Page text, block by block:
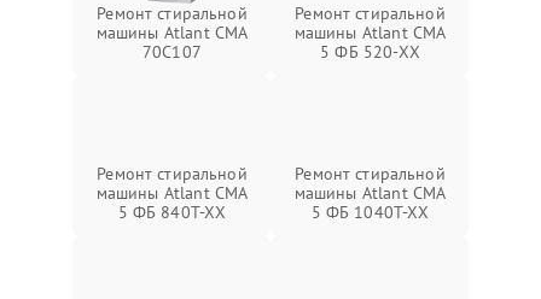
Ремонт стиральной
машины Atlant СМА
70C107
Ремонт стиральной
машины Atlant СМА
5 ФБ 520-ХХ
Ремонт стиральной
машины Atlant СМА
5 ФБ 840Т-ХХ
Ремонт стиральной
машины Atlant СМА
5 ФБ 1040Т-ХХ